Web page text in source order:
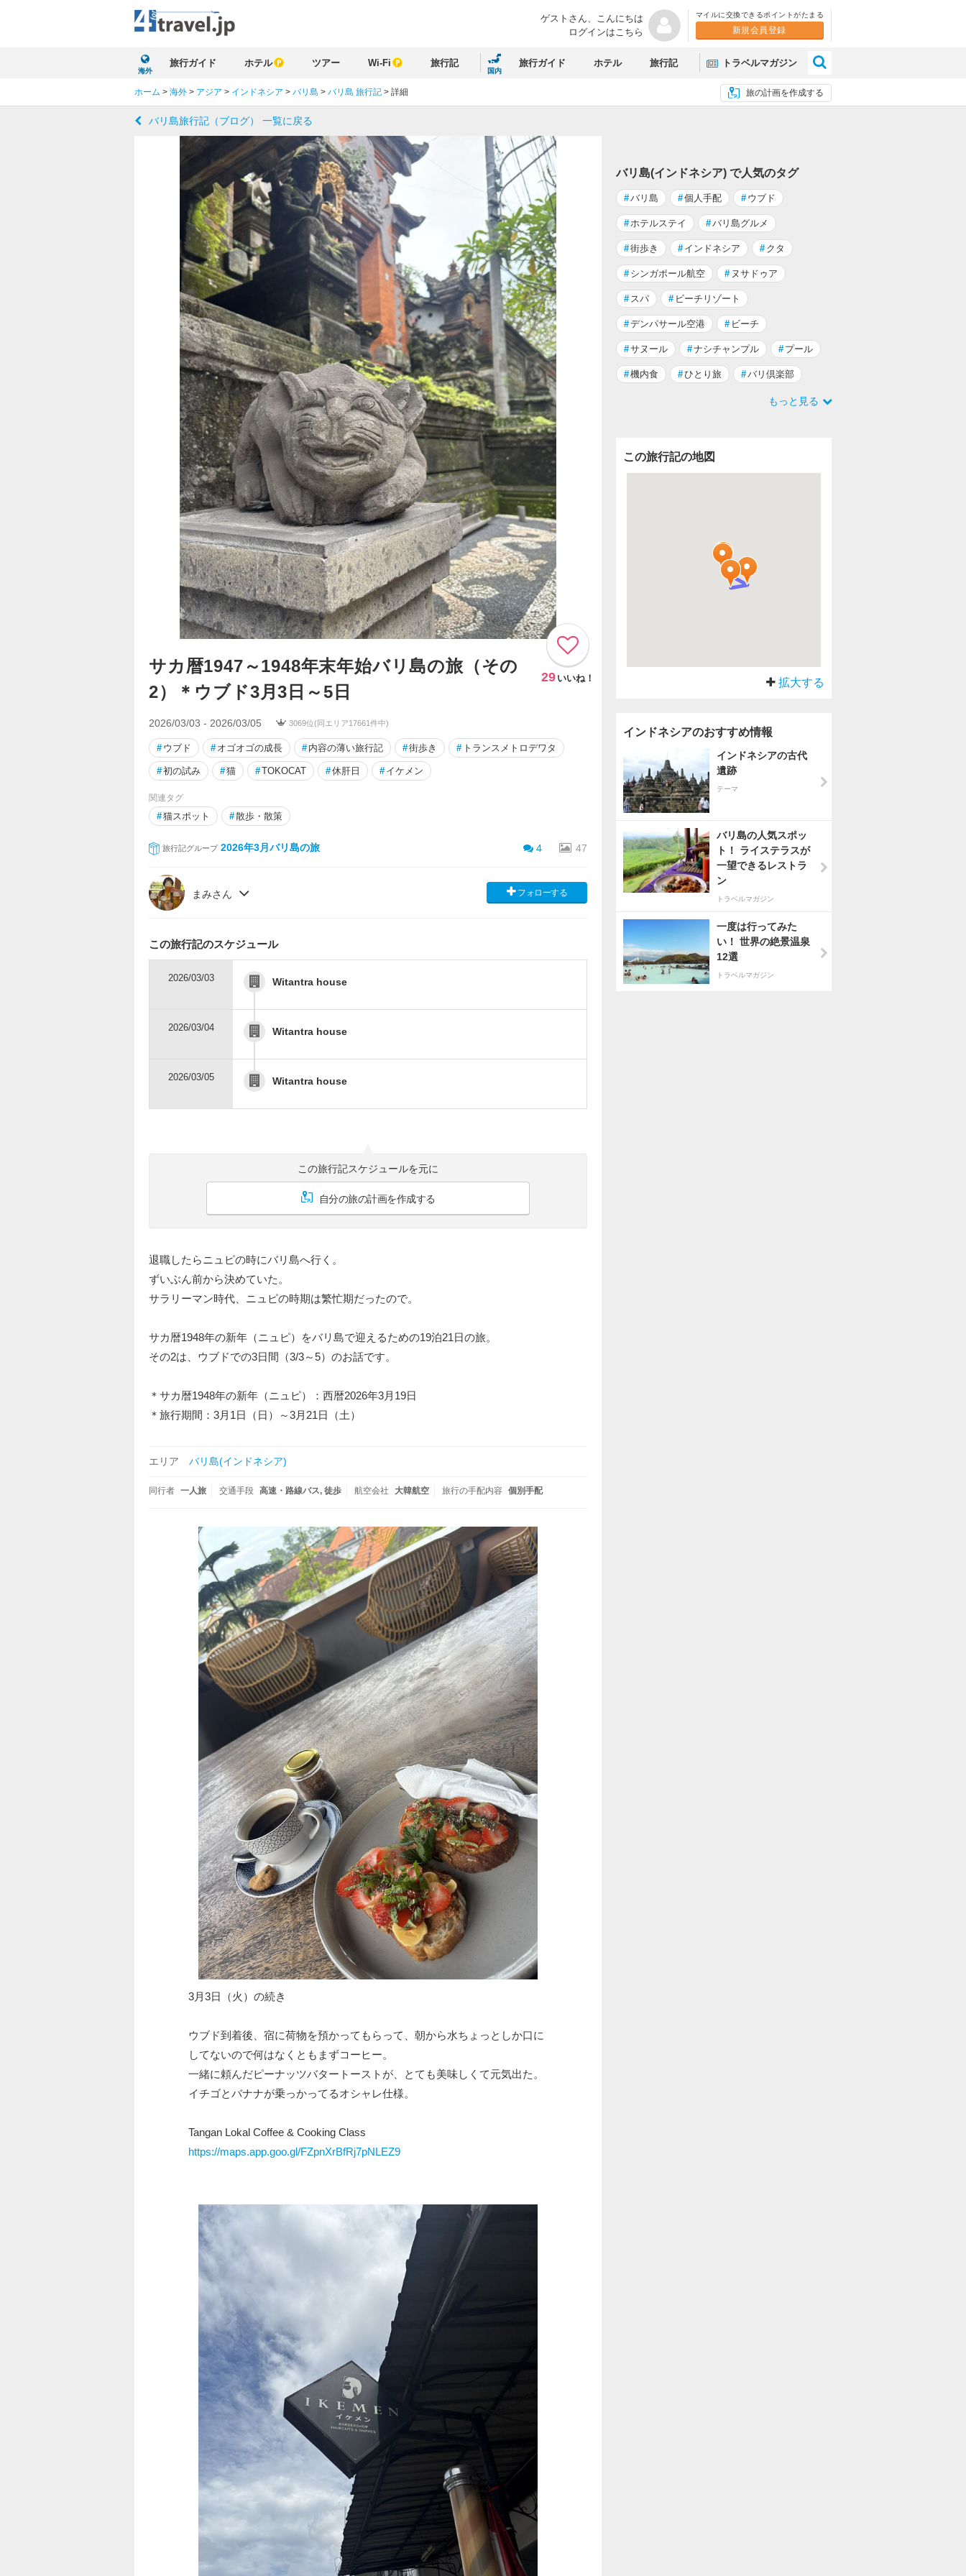
ゲストさん、 こんにちは
ログインはこちら
マイルに交換できるポイントがたまる
新規会員登録
海外
旅行ガイド ホテル ツアー Wi-Fi 旅行記
国内
旅行ガイド ホテル 旅行記 トラベルマガジン
旅の計画を作成する
ホーム > 海外 > アジア > インドネシア > バリ島 > バリ島 旅行記 > 詳細
バリ島旅行記（ブログ） 一覧に戻る
サカ暦1947～1948年末年始バリ島の旅（その
2）＊ウブド3月3日～5日
29 いいね！
2026/03/03 - 2026/03/05 3069位(同エリア17661件中)
# ウブド # オゴオゴの成長 # 内容の薄い旅行記 #街歩き # トランスメトロデワタ
#初の試み #猫 #TOKOCAT #休肝日 # イケメン
関連タグ
#猫スポット #散歩・散策
旅行記グループ 2026年3月バリ島の旅 4 47
まみさん フォローする
この旅行記のスケジュール
2026/03/03 Witantra house
2026/03/04 Witantra house
2026/03/05 Witantra house
この旅行記スケジュールを元に
自分の旅の計画を作成する
退職したらニュピの時にバリ島へ行く。
ずいぶん前から決めていた。
サラリーマン時代、ニュピの時期は繁忙期だったので。
サカ暦1948年の新年（ニュピ）をバリ島で迎えるための19泊21日の旅。
その2は、ウブドでの3日間（3/3～5）のお話です。
＊サカ暦1948年の新年（ニュピ）：西暦2026年3月19日
＊旅行期間：3月1日（日）～3月21日（土）
エリア バリ島(インドネシア)
同行者 一人旅 交通手段 高速・路線バス 徒歩 航空会社 大韓航空 旅行の手配内容 個別手配
3月3日（火）の続き
ウブド到着後、宿に荷物を預かってもらって、朝から水ちょっとしか口に
してないので何はなくともまずコーヒー。
一緒に頼んだピーナッツバタートーストが、とても美味しくて元気出た。
イチゴとバナナが乗っかってるオシャレ仕様。
Tangan Lokal Coffee & Cooking Class
https://maps.app.goo.gl/FZpnXrBfRj7pNLEZ9
バリ島(インドネシア) で人気のタグ
#バリ島 #個人手配 # ウブド
#ホテルステイ #バリ島グルメ
#街歩き # インドネシア # クタ
# シンガポール航空 # ヌサドゥア
# スパ # ビーチリゾート
#デンパサール空港 # ビーチ
#サヌール #ナシチャンプル # プール
#機内食 #ひとり旅 #バリ倶楽部
もっと見る
この旅行記の地図
拡大する
インドネシアのおすすめ情報
インドネシアの古代
遺跡
テーマ
バリ島の人気スポッ
ト！ ライステラスが
一望できるレストラ
ン
トラベルマガジン
一度は行ってみた
い！ 世界の絶景温泉
12選
トラベルマガジン